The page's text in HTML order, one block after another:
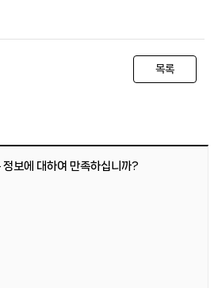
목록
보에 대하여 만족하십니까?